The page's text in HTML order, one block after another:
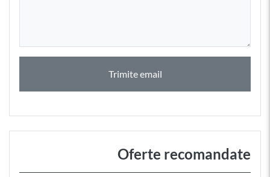
Trimite email
Oferte recomandate